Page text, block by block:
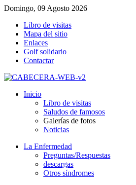
Domingo, 09 Agosto 2026
Libro de visitas
Mapa del sitio
Enlaces
Golf solidario
Contactar
Inicio
Libro de visitas
Saludos de famosos
Galerías de fotos
Noticias
La Enfermedad
Preguntas/Respuestas
descargas
Otros síndromes